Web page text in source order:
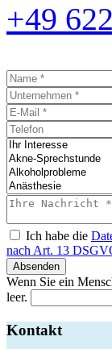
+49
Ich habe die
nach Art. 13
Absenden
Wenn Sie ein
leer.
Kontakt